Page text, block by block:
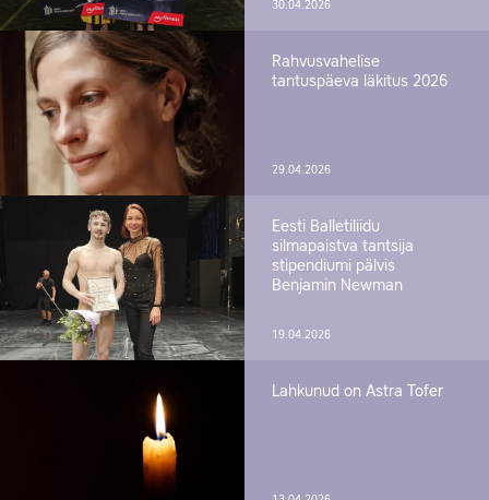
30.04.2026
Rahvusvahelise
tantuspäeva läkitus 2026
29.04.2026
Eesti Balletiliidu
silmapaistva tantsija
stipendiumi pälvis
Benjamin Newman
19.04.2026
Lahkunud on Astra Tofer